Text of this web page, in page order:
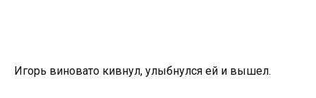
Игорь виновато кивнул, улыбнулся ей и вышел.